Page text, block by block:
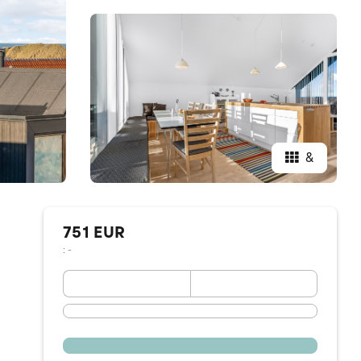
&
751 EUR
: -